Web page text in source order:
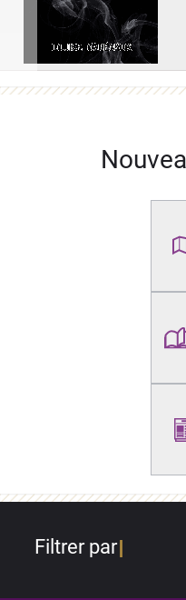
Filtrer par